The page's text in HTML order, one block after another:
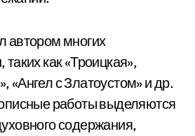
автором многих
как «Троицкая»,
«Ангел с Златоустом» и др.
работы выделяются
содержания,